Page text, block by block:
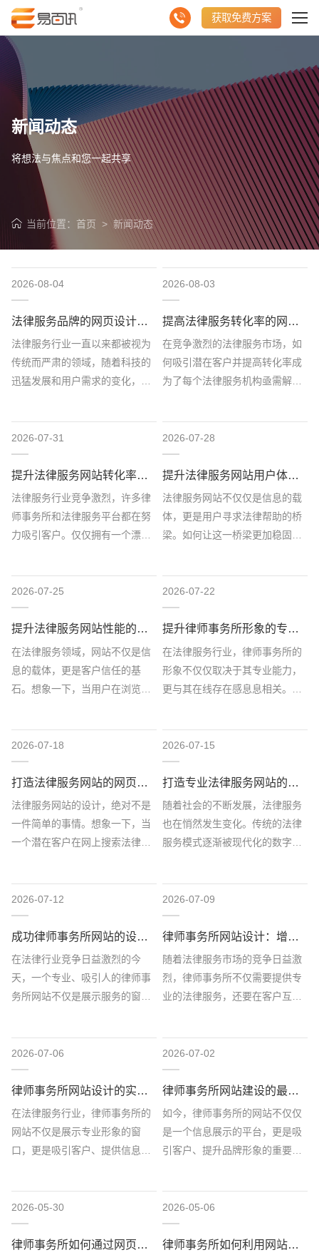
获取免费方案
新闻动态
将想法与焦点和您一起共享
当前位置： 首页 > 新闻动态
2026-08-04
法律服务品牌的网页设计新趋势
法律服务行业一直以来都被视为
传统而严肃的领域，随着科技的
迅猛发展和用户需求的变化，法
2026-08-03
提高法律服务转化率的网页制作技巧
在竞争激烈的法律服务市场，如
何吸引潜在客户并提高转化率成
为了每个法律服务机构亟需解决
2026-07-31
提升法律服务网站转化率的设计与开发方法
法律服务行业竞争激烈，许多律
师事务所和法律服务平台都在努
力吸引客户。仅仅拥有一个漂亮
2026-07-28
提升法律服务网站用户体验的设计与开发方法
法律服务网站不仅仅是信息的载
体，更是用户寻求法律帮助的桥
梁。如何让这一桥梁更加稳固、
2026-07-25
提升法律服务网站性能的开发技巧
在法律服务领域，网站不仅是信
息的载体，更是客户信任的基
石。想象一下，当用户在浏览一
2026-07-22
提升律师事务所形象的专业网站建设策略
在法律服务行业，律师事务所的
形象不仅仅取决于其专业能力，
更与其在线存在感息息相关。一
2026-07-18
打造法律服务网站的网页设计秘诀
法律服务网站的设计，绝对不是
一件简单的事情。想象一下，当
一个潜在客户在网上搜索法律服
2026-07-15
打造专业法律服务网站的网页设计灵感
随着社会的不断发展，法律服务
也在悄然发生变化。传统的法律
服务模式逐渐被现代化的数字平
2026-07-12
成功律师事务所网站的设计与开发要点
在法律行业竞争日益激烈的今
天，一个专业、吸引人的律师事
务所网站不仅是展示服务的窗
2026-07-09
律师事务所网站设计：增强客户互动的策略
随着法律服务市场的竞争日益激
烈，律师事务所不仅需要提供专
业的法律服务，还要在客户互动
2026-07-06
律师事务所网站设计的实用建议与技巧
在法律服务行业，律师事务所的
网站不仅是展示专业形象的窗
口，更是吸引客户、提供信息的
2026-07-02
律师事务所网站建设的最新趋势和技巧
如今，律师事务所的网站不仅仅
是一个信息展示的平台，更是吸
引客户、提升品牌形象的重要工
2026-05-30
律师事务所如何通过网页设计提升在线形象
2026-05-06
律师事务所如何利用网站建设赢得客户信任